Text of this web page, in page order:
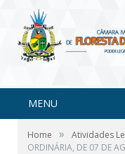
MENU
Home » Atividades
ORDINÁRIA, DE 07 DE